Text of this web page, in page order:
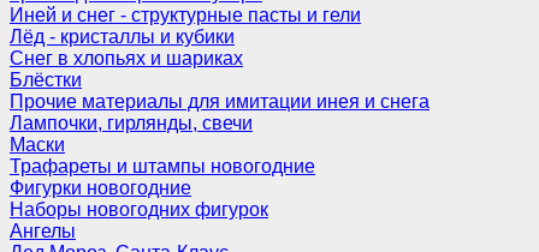
Иней и снег - структурные пасты и гели
Лёд - кристаллы и кубики
Снег в хлопьях и шариках
Блёстки
Прочие материалы для имитации инея и снега
Лампочки, гирлянды, свечи
Маски
Трафареты и штампы новогодние
Фигурки новогодние
Наборы новогодних фигурок
Ангелы